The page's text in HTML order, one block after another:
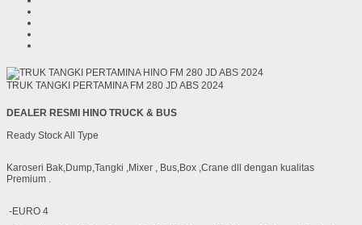
TRUK TANGKI PERTAMINA FM 280 JD ABS 2024
DEALER RESMI HINO TRUCK & BUS
Ready Stock All Type
Karoseri Bak,Dump,Tangki ,Mixer , Bus,Box ,Crane dll dengan kualitas
Premium .
-EURO 4